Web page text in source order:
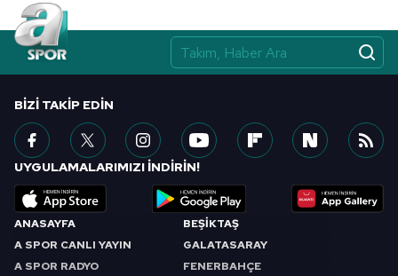
ANASAYFA
A SPOR CANLI YAYIN
A SPOR RADYO
BEŞİKTAŞ
GALATASARAY
FENERBAHÇE
BIZI TAKIP EDIN
UYGULAMALARIMIZI İNDİRİN!